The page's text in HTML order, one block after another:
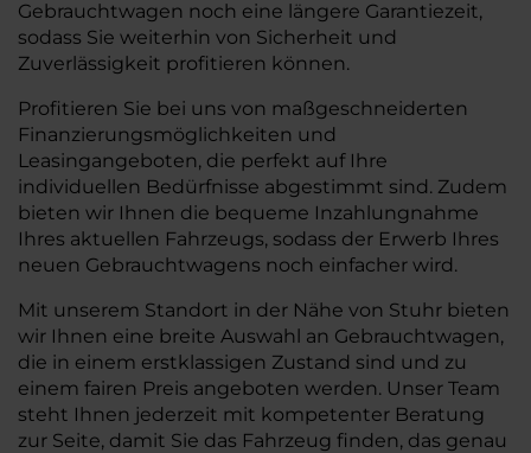
Gebrauchtwagen noch eine längere Garantiezeit,
sodass Sie weiterhin von Sicherheit und
Zuverlässigkeit profitieren können.
Profitieren Sie bei uns von maßgeschneiderten
Finanzierungsmöglichkeiten und
Leasingangeboten, die perfekt auf Ihre
individuellen Bedürfnisse abgestimmt sind. Zudem
bieten wir Ihnen die bequeme Inzahlungnahme
Ihres aktuellen Fahrzeugs, sodass der Erwerb Ihres
neuen Gebrauchtwagens noch einfacher wird.
Mit unserem Standort in der Nähe von Stuhr bieten
wir Ihnen eine breite Auswahl an Gebrauchtwagen,
die in einem erstklassigen Zustand sind und zu
einem fairen Preis angeboten werden. Unser Team
steht Ihnen jederzeit mit kompetenter Beratung
zur Seite, damit Sie das Fahrzeug finden, das genau